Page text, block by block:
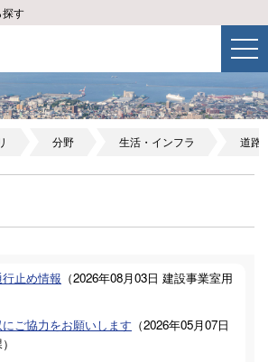
探す
分野 生活・インフラ 道路
止め情報 （2026年08月03日 建設事業室用
ご協力をお願いします （2026年05月07日
）